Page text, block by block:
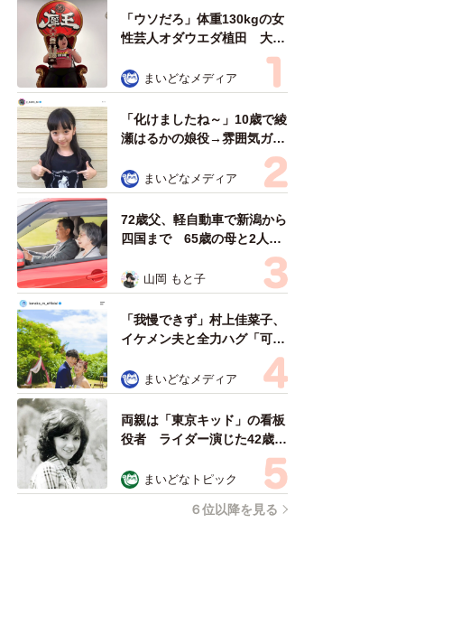
「ウソだろ」体重130kgの女
性芸人オダウエダ植田 大学
時代のほっそり姿に「マジ
で」 まいどなメディア
「化けましたね～」10歳で綾
瀬はるかの娘役→雰囲気ガラ
リの18歳に成長 「メイクで
雰囲気が」「宝塚に入れそ
う」
まいどなメディア
72歳父、軽自動車で新潟から
四国まで 65歳の母と2人で
3泊4日の旅 パーキングの休
憩まで分刻み… 「大学生で
も組まねえよ！」
山岡 もと子
「我慢できず」村上佳菜子、
イケメン夫と全力ハグ「可愛
いふたり」「素敵なご夫婦」
まいどなメディア
両親は「東京キッド」の看板
役者 ライダー演じた42歳元
俳優が再婚妻との「ウエディ
ングフォト」計画を明言
「センスあるカメラマン求
まいどなトピック
６位以降を見る